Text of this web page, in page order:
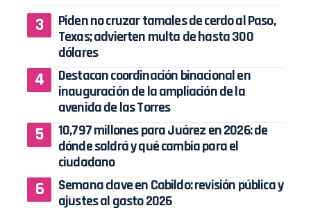
Piden no cruzar tamales de cerdo al Paso,
Texas; advierten multa de hasta 300
dólares
Destacan coordinación binacional en
inauguración de la ampliación de la
avenida de las Torres
10,797 millones para Juárez en 2026: de
dónde saldrá y qué cambia para el
ciudadano
Semana clave en Cabildo: revisión pública y
ajustes al gasto 2026